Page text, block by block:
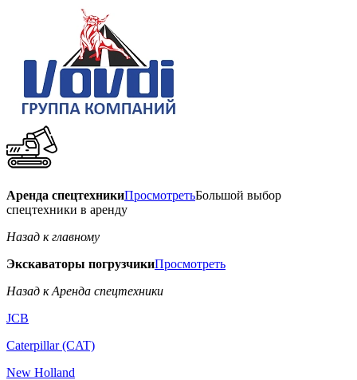
Аренда спецтехникиПросмотретьБольшой выбор
спецтехники в аренду
Назад к главному
Экскаваторы погрузчикиПросмотреть
Назад к Аренда спецтехники
JCB
Caterpillar (CAT)
New Holland